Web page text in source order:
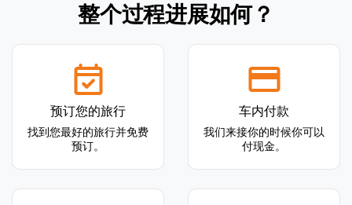
整个过程进展如何？
预订您的旅行
找到您最好的旅行并免费
预订。
车内付款
我们来接你的时候你可以
付现金。